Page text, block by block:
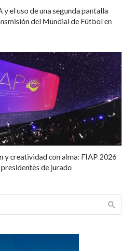
y el uso de una segunda pantalla
del Mundial de Fútbol en
y creatividad con alma: FIAP 2026
de jurado